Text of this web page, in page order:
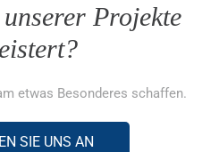
Projekte
etwas Besonderes schaffen.
SIE UNS AN